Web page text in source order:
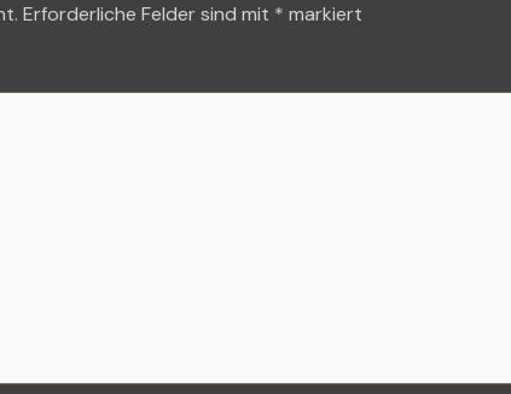
Erforderliche Felder sind mit * markiert